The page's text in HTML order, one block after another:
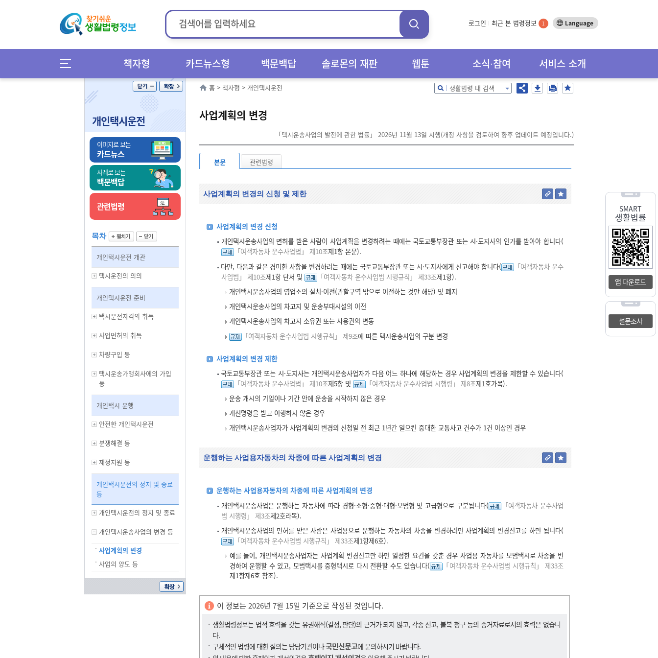
로그인 최근 본 법령정보 1 Language
책자형 카드뉴스형 백문백답 솔로몬의 재판 웹툰 소식∙참여 서비스 소개
SMART
생활법률
앱 다운로드
설문조사
개인택시운전
이미지로 보는
카드뉴스
사례로 보는
백문백답
관련법령
목차
개인택시운전 개관
택시운전의 의의
개인택시운전 준비
택시운전자격의 취득
사업면허의 취득
차량구입 등
택시운송가맹회사에의 가입
등
개인택시 운행
안전한 개인택시운전
분쟁해결 등
재정지원 등
개인택시운전의 정지 및 종료
등
개인택시운전의 정지 및 종료
개인택시운송사업의 변경 등
사업계획의 변경
사업의 양도 등
홈 > 책자형 > 개인택시운전 생활법령 내 검색
사업계획의 변경
「택시운송사업의 발전에 관한 법률」 2026년 11월 13일 시행(개정 사항을 검토하여 향후 업데이트 예정입니다.)
본문 관련법령
사업계획의 변경의 신청 및 제한
사업계획의 변경 신청
개인택시운송사업의 면허를 받은 사람이 사업계획을 변경하려는 때에는 국토교통부장관 또는 시·도지사의 인가를 받아야 합니다(
「여객자동차 운수사업법」 제10조제1항 본문).
다만, 다음과 같은 경미한 사항을 변경하려는 때에는 국토교통부장관 또는 시·도지사에게 신고해야 합니다(
「여객자동차 운수
사업법」 제10조제1항 단서 및 「여객자동차 운수사업법 시행규칙」 제33조제1항).
개인택시운송사업의 영업소의 설치·이전(관할구역 밖으로 이전하는 것만 해당) 및 폐지
개인택시운송사업의 차고지 및 운송부대시설의 이전
개인택시운송사업의 차고지 소유권 또는 사용권의 변동
「여객자동차 운수사업법 시행규칙」 제9조에 따른 택시운송사업의 구분 변경
사업계획의 변경 제한
국토교통부장관 또는 시·도지사는 개인택시운송사업자가 다음 어느 하나에 해당하는 경우 사업계획의 변경을 제한할 수 있습니다(
「여객자동차 운수사업법」 제10조제5항 및 「여객자동차 운수사업법 시행령」 제8조제1호가목).
운송 개시의 기일이나 기간 안에 운송을 시작하지 않은 경우
개선명령을 받고 이행하지 않은 경우
개인택시운송사업자가 사업계획의 변경의 신청일 전 최근 1년간 일으킨 중대한 교통사고 건수가 1건 이상인 경우
운행하는 사업용자동차의 차종에 따른 사업계획의 변경
운행하는 사업용자동차의 차종에 따른 사업계획의 변경
개인택시운송사업은 운행하는 자동차에 따라 경형·소형·중형·대형·모범형 및 고급형으로 구분됩니다(
「여객자동차 운수사업
법 시행령」 제3조제2호라목).
개인택시운송사업의 면허를 받은 사람은 사업용으로 운행하는 자동차의 차종을 변경하려면 사업계획의 변경신고를 하면 됩니다(
「여객자동차 운수사업법 시행규칙」 제33조제1항제6호).
예를 들어, 개인택시운송사업자는 사업계획 변경신고만 하면 일정한 요건을 갖춘 경우 사업용 자동차를 모범택시로 차종을 변
경하여 운행할 수 있고, 모범택시를 중형택시로 다시 전환할 수도 있습니다(
「여객자동차 운수사업법 시행규칙」 제33조
제1항제6호 참조).
이 정보는 2026년 7월 15일 기준으로 작성된 것입니다.
생활법령정보는 법적 효력을 갖는 유권해석(결정, 판단)의 근거가 되지 않고, 각종 신고, 불복 청구 등의 증거자료로서의 효력은 없습니
다.
구체적인 법령에 대한 질의는 담당기관이나국민신문고에 문의하시기 바랍니다.